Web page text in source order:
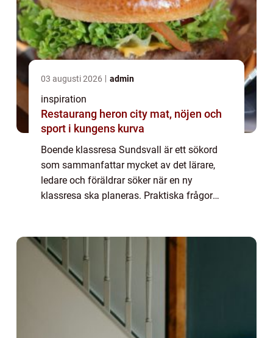
03 augusti 2026 admin
inspiration
Restaurang heron city mat, nöjen och
sport i kungens kurva
Boende klassresa Sundsvall är ett sökord
som sammanfattar mycket av det lärare,
ledare och föräldrar söker när en ny
klassresa ska planeras. Praktiska frågor